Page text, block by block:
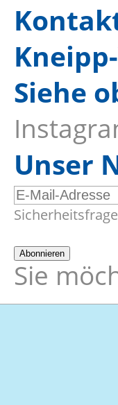
Siehe
Unser
E-
Mail-
Pflichtfeld
Sicherheitsfrage
Abonnieren
Sie